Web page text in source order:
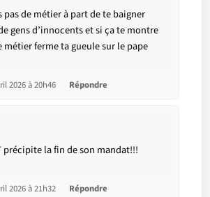
pas de métier à part de te baigner
gens d’innocents et si ça te montre
métier ferme ta gueule sur le pape
2026 à 20h46 Répondre
précipite la fin de son mandat!!!
2026 à 21h32 Répondre